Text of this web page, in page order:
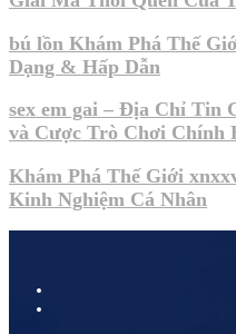
bú lồn Khám Phá Thế
Dạng & Hấp Dẫn
sex em gai – Địa Chỉ Tin
và Cược Trò Chơi Chính
Khám Phá Thế Giới
Kinh Nghiệm Cá Nhân